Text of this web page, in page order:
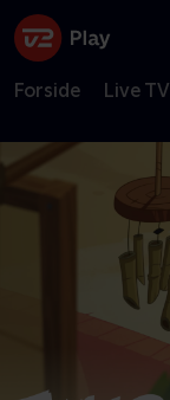
Forside Live TV